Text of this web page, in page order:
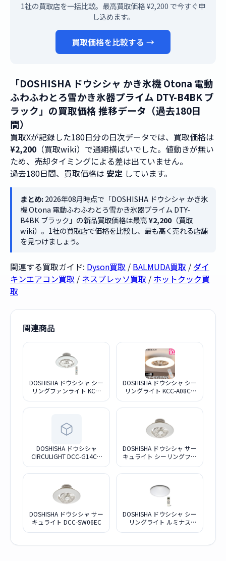
1社の買取店を一括比較。最高買取価格 ¥2,200 で今すぐ申
し込めます。
買取価格を比較する →
「DOSHISHA ドウシシャ かき氷機 Otona 電動
ふわふわとろ雪かき氷器プライム DTY-B4BK ブ
ラック」の買取価格 推移データ（過去180日
間）
買取Xが記録した180日分の日次データでは、買取価格は
¥2,200 （買取wiki）で通期横ばいでした。値動きが無い
ため、売却タイミングによる差は出ていません。
過去180日間、買取価格は 安定 しています。
まとめ:2026年08月時点で「DOSHISHA ドウシシャ かき氷
機 Otona 電動ふわふわとろ雪かき氷器プライム DTY-
B4BK ブラック」の新品買取価格は最高¥2,200（買取
wiki）。1社の買取店で価格を比較し、最も高く売れる店舗
を見つけましょう。
関連する買取ガイド: Dyson買取 / BALMUDA買取 / ダイ
キンエアコン買取 / ネスプレッソ買取 / ホットクック買
取
関連商品
DOSHISHA ドウシシャ シー
リングファンライト KCC-
DOSHISHA ドウシシャ シー
リングライト KCC-A08CM
DOSHISHA ドウシシャ
CIRCULIGHT DCC-G14CM
DOSHISHA ドウシシャ サー
キュライト シーリングファ
DOSHISHA ドウシシャ サー
キュライト DCC-SW06EC
DOSHISHA ドウシシャ シー
リングライト ルミナス